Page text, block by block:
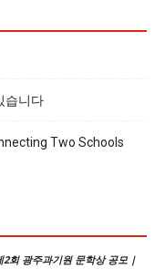
습니다
Two Schools
2회 광주과기원 문학상 공모 |